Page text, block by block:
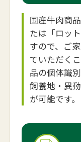
国産牛肉商
たは「ロッ
すので、ご
ていただく
品の個体識
飼養地・異
が可能です。